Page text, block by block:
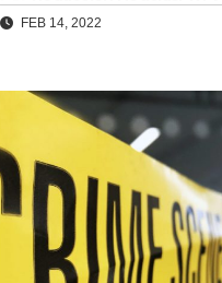
FEB 14, 2022